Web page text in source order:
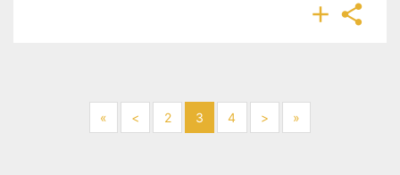
 
«Next< Previous
2 3 4 >Next»